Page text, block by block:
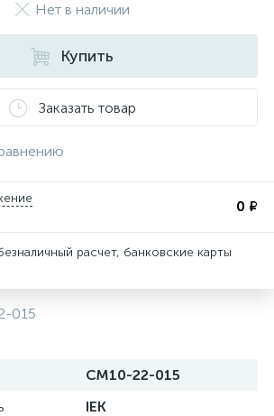
Нет в наличии
Купить
Заказать товар
0 ₽
расчет, банковские карты
015
CM10-22-015
IEK